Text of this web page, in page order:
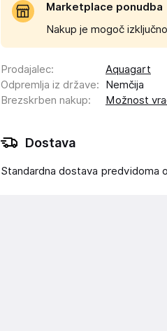
Marketplace ponudba
Nakup je mogoč
Prodajalec:
Aquagart
Odpremlja iz države:
Nemčija
Brezskrben nakup: Možnost
Dostava
Standardna dostava predvidoma